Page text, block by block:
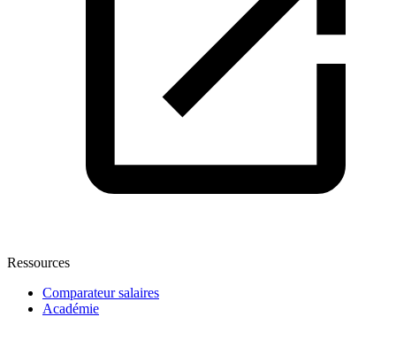
Ressources
Comparateur salaires
Académie